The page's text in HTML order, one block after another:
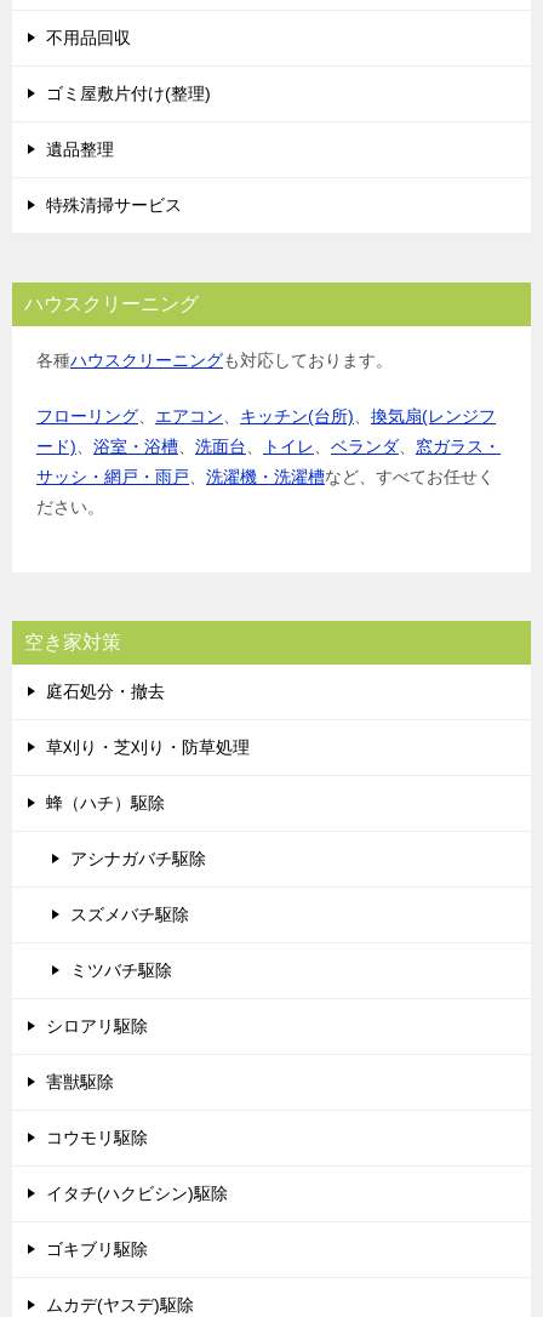
不用品回収
ゴミ屋敷片付け(整理)
遺品整理
特殊清掃サービス
ハウスクリーニング
各種ハウスクリーニングも対応しております。
フローリング エアコン キッチン(台所)
換気扇(レンジフ
ード)
浴室・浴槽 洗面台 トイレ ベランダ
窓ガラス・
サッシ・網戸・雨戸
洗濯機・洗濯槽など、すべてお任せく
ださい。
空き家対策
庭石処分・撤去
草刈り・芝刈り・防草処理
蜂（ハチ）駆除
アシナガバチ駆除
スズメバチ駆除
ミツバチ駆除
シロアリ駆除
害獣駆除
コウモリ駆除
イタチ(ハクビシン)駆除
ゴキブリ駆除
ムカデ(ヤスデ)駆除